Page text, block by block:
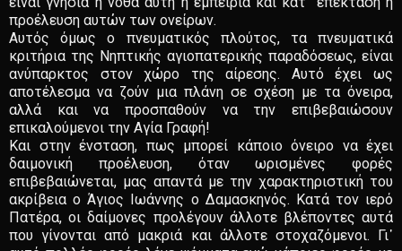
προέλευση αυτών των ονείρων.
Αυτός όμως ο πνευματικός πλούτος, τα πνευματικά
κριτήρια της Νηπτικής αγιοπατερικής παραδόσεως, είναι
ανύπαρκτος στον χώρο της αίρεσης. Αυτό έχει ως
αποτέλεσμα να ζούν μια πλάνη σε σχέση με τα όνειρα,
αλλά και να προσπαθούν να την επιβεβαιώσουν
επικαλούμενοι την Αγία Γραφή!
Και στην ένσταση, πως μπορεί κάποιο όνειρο να έχει
δαιμονική προέλευση, όταν ωρισμένες φορές
επιβεβαιώνεται, μας απαντά με την χαρακτηριστική του
ακρίβεια ο Άγιος Ιωάννης ο Δαμασκηνός. Κατά τον ιερό
Πατέρα, οι δαίμονες προλέγουν άλλοτε βλέποντες αυτά
που γίνονται από μακριά και άλλοτε στοχαζόμενοι. Γι᾽